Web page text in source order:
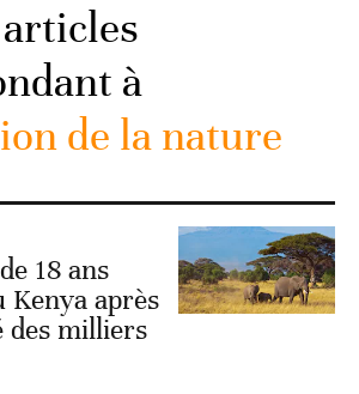
à
de la nature
18 ans
Kenya après
des milliers